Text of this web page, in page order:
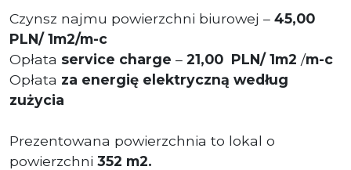
Czynsz najmu powierzchni biurowej – 45,00
PLN/ 1m2/m-c
Opłata service charge – 21,00 PLN/ 1m2 /m-c
Opłata za energię elektryczną według
zużycia
Prezentowana powierzchnia to lokal o
powierzchni 352 m2.